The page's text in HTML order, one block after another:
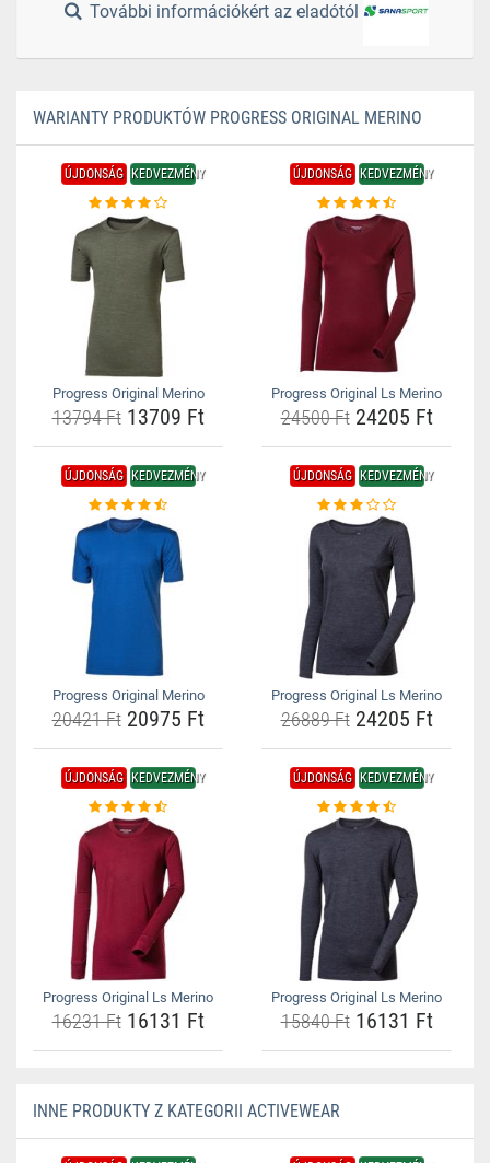
További információkért az eladótól
WARIANTY PRODUKTÓW PROGRESS ORIGINAL MERINO
ÚJDONSÁG KEDVEZMÉNY
Progress Original Merino
13794 Ft13709 Ft
ÚJDONSÁG KEDVEZMÉNY
Progress Original Ls Merino
24500 Ft24205 Ft
ÚJDONSÁG KEDVEZMÉNY
Progress Original Merino
20421 Ft20975 Ft
ÚJDONSÁG KEDVEZMÉNY
Progress Original Ls Merino
26889 Ft24205 Ft
ÚJDONSÁG KEDVEZMÉNY
Progress Original Ls Merino
16231 Ft16131 Ft
ÚJDONSÁG KEDVEZMÉNY
Progress Original Ls Merino
15840 Ft16131 Ft
INNE PRODUKTY Z KATEGORII ACTIVEWEAR